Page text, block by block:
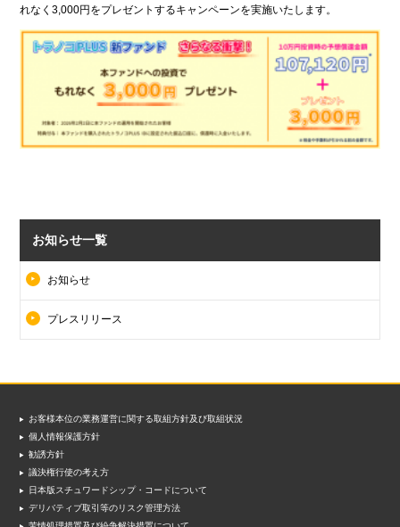
れなく3,000円をプレゼントするキャンペーンを実施いたします。
お知らせ一覧
お知らせ
プレスリリース
お客様本位の業務運営に関する取組方針及び取組状況
個人情報保護方針
勧誘方針
議決権行使の考え方
日本版スチュワードシップ・コードについて
デリバティブ取引等のリスク管理方法